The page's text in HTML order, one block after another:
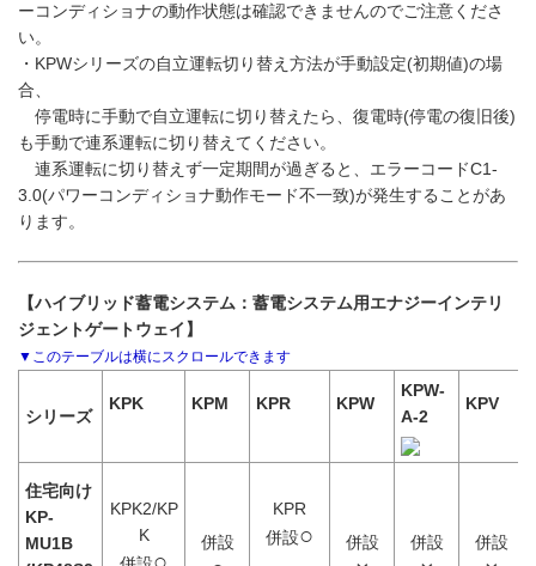
ーコンディショナの動作状態は確認できませんのでご注意くださ
い。
・KPWシリーズの自立運転切り替え方法が手動設定(初期値)の場
合、
停電時に手動で自立運転に切り替えたら、復電時(停電の復旧後)
も手動で連系運転に切り替えてください。
連系運転に切り替えず一定期間が過ぎると、エラーコードC1-
3.0(パワーコンディショナ動作モード不一致)が発生することがあ
ります。
【ハイブリッド蓄電システム：蓄電システム用エナジーインテリ
ジェントゲートウェイ】
シリーズ
KPK KPM KPR KPW
KPW-
A-2
KPV
住宅向け
KP-
MU1B
KPK2/KP
K
併設
KPR
併設○ 併設 併設 併設